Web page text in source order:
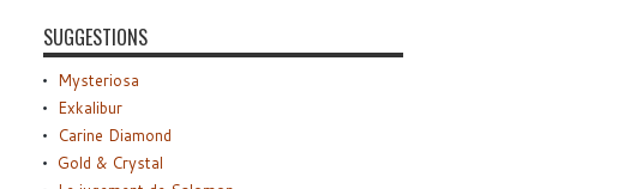
SUGGESTIONS
Mysteriosa
Exkalibur
Carine Diamond
Gold & Crystal